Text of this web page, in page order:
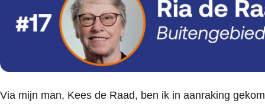
Via mijn man, Kees de Raad, ben ik in aanraking